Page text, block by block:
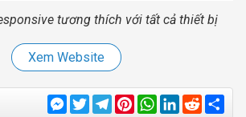
tương thích với tất cả thiết bị
Xem Website
Messenger
TwitterTelegram
Pinterest
WhatsApp
LinkedIn
Reddit